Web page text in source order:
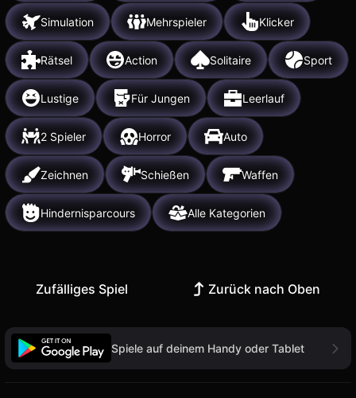
Simulation Mehrspieler Klicker
Rätsel Action Solitaire Sport
Lustige Für Jungen Leerlauf
2 Spieler Horror Auto
Zeichnen Schießen Waffen
Hindernisparcours Alle Kategorien
Zufälliges Spiel Zurück nach Oben
Spiele auf deinem Handy oder Tablet